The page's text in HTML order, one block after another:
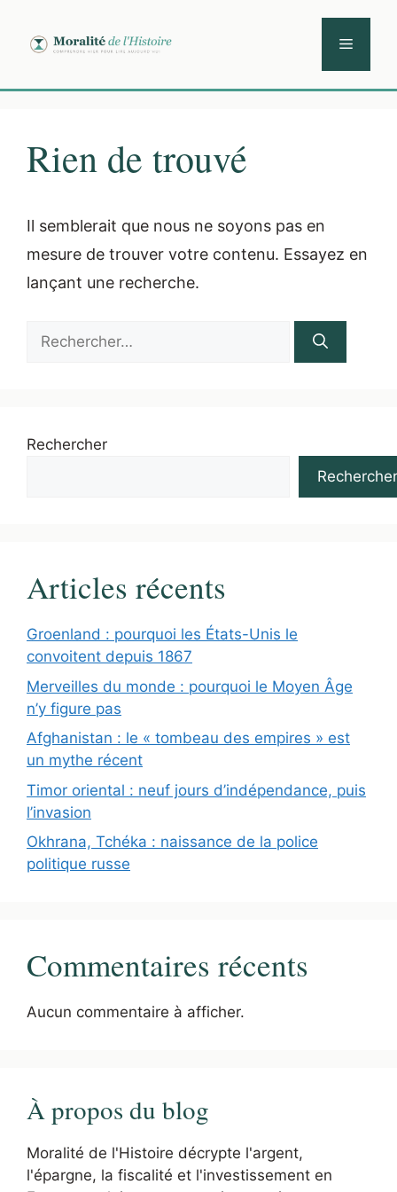
contenu
Menu
Rien de trouvé
Il semblerait que nous ne soyons pas en
mesure de trouver votre contenu. Essayez en
lançant une recherche.
Rechercher :
Rechercher
Rechercher
Articles récents
Groenland : pourquoi les États-Unis le
convoitent depuis 1867
Merveilles du monde : pourquoi le Moyen Âge
n’y figure pas
Afghanistan : le « tombeau des empires » est
un mythe récent
Timor oriental : neuf jours d’indépendance, puis
l’invasion
Okhrana, Tchéka : naissance de la police
politique russe
Commentaires récents
Aucun commentaire à afficher.
À propos du blog
Moralité de l'Histoire décrypte l'argent,
l'épargne, la fiscalité et l'investissement en